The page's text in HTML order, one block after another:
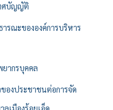
ศบัญญัติ
รณะขององค์การบริหาร
ากรบุคคล
องประชาชนต่อการจัด